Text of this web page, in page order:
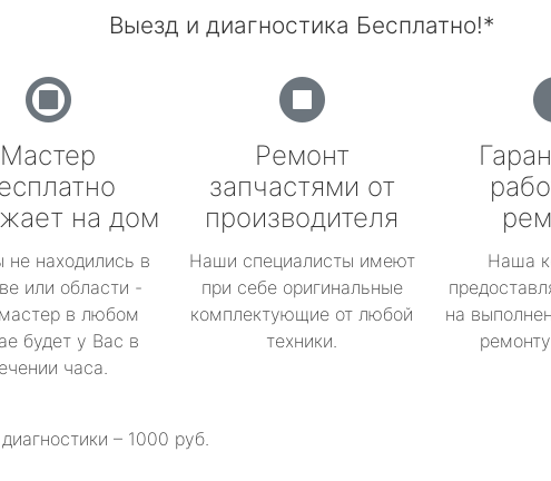
Выезд и диагностика Бесплатно!*
Мастер
на дом
не находились в
или области -
в любом
будет у Вас в
часа.
Ремонт
запчастями от
производителя
Наши специалисты имеют
при себе оригинальные
комплектующие от любой
техники.
Наша
на
– 1000 руб.